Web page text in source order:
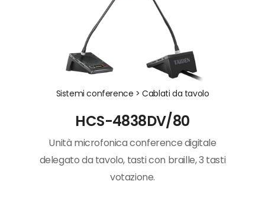
Sistemi conference >Cablati da tavolo
HCS-4838DV/80
Unità microfonica conference digitale
delegato da tavolo, tasti con braille, 3 tasti
votazione.